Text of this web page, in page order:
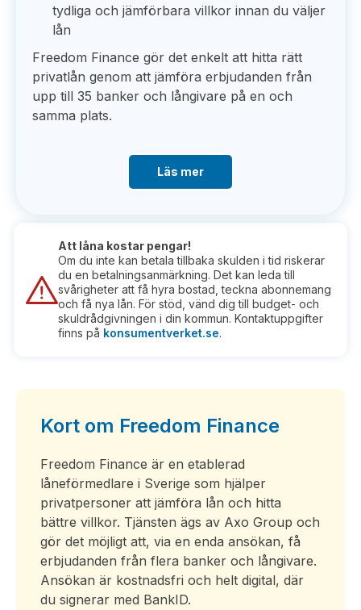
tydliga och jämförbara villkor innan du väljer
lån
Freedom Finance gör det enkelt att hitta rätt
privatlån genom att jämföra erbjudanden från
upp till 35 banker och långivare på en och
samma plats.
Läs mer
Att låna kostar pengar!
Om du inte kan betala tillbaka skulden i tid riskerar
du en betalningsanmärkning. Det kan leda till
svårigheter att få hyra bostad, teckna abonnemang
och få nya lån. För stöd, vänd dig till budget- och
skuldrådgivningen i din kommun. Kontaktuppgifter
finns på konsumentverket.se.
Kort om Freedom Finance
Freedom Finance är en etablerad
låneförmedlare i Sverige som hjälper
privatpersoner att jämföra lån och hitta
bättre villkor. Tjänsten ägs av Axo Group och
gör det möjligt att, via en enda ansökan, få
erbjudanden från flera banker och långivare.
Ansökan är kostnadsfri och helt digital, där
du signerar med BankID.